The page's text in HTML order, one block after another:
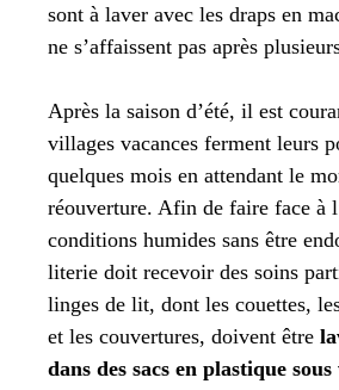
sont à laver avec les draps en
ne s’affaissent pas après
Après la saison d’été, il est
villages vacances ferment leurs
quelques mois en attendant le
réouverture. Afin de faire face à
conditions humides sans être
literie doit recevoir des soins
linges de lit, dont les couettes,
et les couvertures, doivent être
dans des sacs en plastique sous